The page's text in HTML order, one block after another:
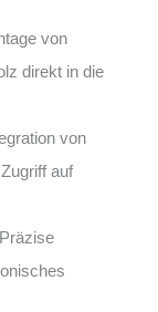
von
direkt in die
von
auf
Präzise